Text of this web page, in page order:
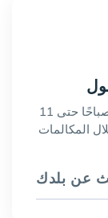
خدمة العملاء متاحة كل يوم من الساعة 10 صباحًا حتى 11
عن بلدك